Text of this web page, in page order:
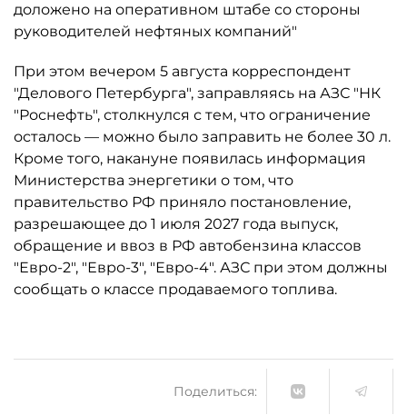
доложено на оперативном штабе со стороны
руководителей нефтяных компаний"
При этом вечером 5 августа корреспондент
"Делового Петербурга", заправляясь на АЗС "НК
"Роснефть", столкнулся с тем, что ограничение
осталось ­— можно было заправить не более 30 л.
Кроме того, накануне появилась информация
Министерства энергетики о том, что
правительство РФ приняло постановление,
разрешающее до 1 июля 2027 года выпуск,
обращение и ввоз в РФ автобензина классов
"Евро-2", "Евро-3", "Евро-4". АЗС при этом должны
сообщать о классе продаваемого топлива.
Поделиться: